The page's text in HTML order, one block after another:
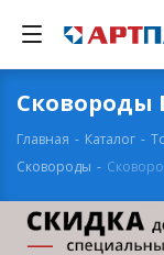
Сковороды
Главная - Каталог -
Сковороды -